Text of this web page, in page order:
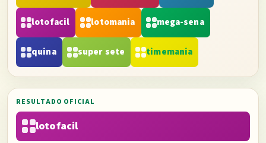
lotofacil lotomania mega-sena
quina super sete timemania
RESULTADO OFICIAL
lotofacil